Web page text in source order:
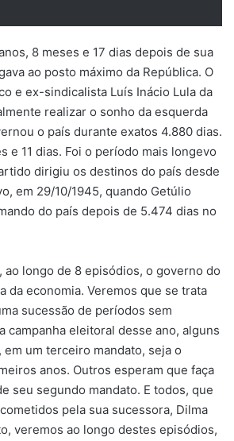
8 meses e 17 dias depois de sua
ao posto máximo da República. O
e ex-sindicalista Luís Inácio Lula da
realizar o sonho da esquerda
o país durante exatos 4.880 dias.
e 11 dias. Foi o período mais longevo
dirigiu os destinos do país desde
em 29/10/1945, quando Getúlio
do país depois de 5.474 dias no
ao longo de 8 episódios, o governo do
da economia. Veremos que se trata
sucessão de períodos sem
campanha eleitoral desse ano, alguns
em um terceiro mandato, seja o
anos. Outros esperam que faça
seu segundo mandato. E todos, que
pela sua sucessora, Dilma
veremos ao longo destes episódios,